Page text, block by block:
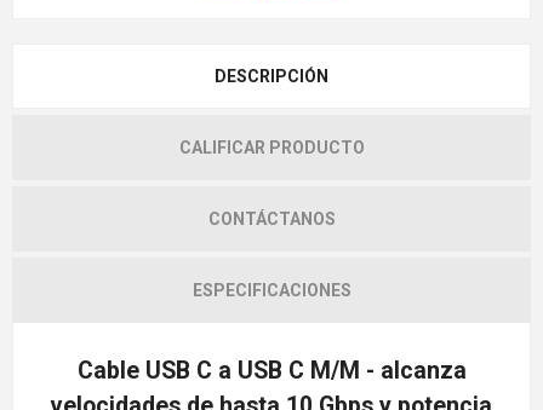
DESCRIPCIÓN
CALIFICAR PRODUCTO
CONTÁCTANOS
ESPECIFICACIONES
Cable USB C a USB C M/M - alcanza